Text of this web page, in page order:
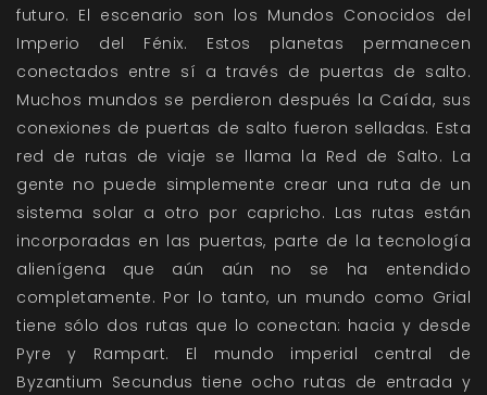
futuro. El escenario son los Mundos Conocidos del
Imperio del Fénix. Estos planetas permanecen
conectados entre sí a través de puertas de salto.
Muchos mundos se perdieron después la Caída, sus
conexiones de puertas de salto fueron selladas. Esta
red de rutas de viaje se llama la Red de Salto. La
gente no puede simplemente crear una ruta de un
sistema solar a otro por capricho. Las rutas están
incorporadas en las puertas, parte de la tecnología
alienígena que aún aún no se ha entendido
completamente. Por lo tanto, un mundo como Grial
tiene sólo dos rutas que lo conectan: hacia y desde
Pyre y Rampart. El mundo imperial central de
Byzantium Secundus tiene ocho rutas de entrada y